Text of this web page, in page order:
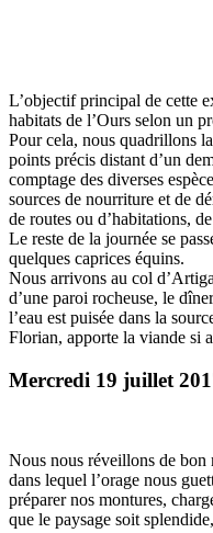
L’objectif principal de cette
habitats de l’Ours selon un
Pour cela, nous quadrillons
points précis distant d’un
comptage des diverses
sources de nourriture et de
de routes ou d’habitations,
Le reste de la journée se
quelques caprices équins.
Nous arrivons au col
d’une paroi rocheuse, le
l’eau est puisée dans la
Florian, apporte la viande si
Mercredi 19 juillet
Nous nous réveillons de bon
dans lequel l’orage nous
préparer nos montures,
que le paysage soit